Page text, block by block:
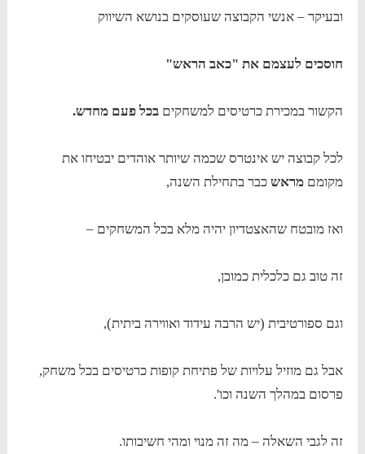
ובעיקר – אנשי הקבוצה שעוסקים בנושא השיווק
חוסכים לעצמם את "כאב הראש"
הקשור במכירת כרטיסים למשחקיםבכל פעם מחדש.
לכל קבוצה יש אינטרס שכמה שיותר אוהדים יבטיחו את
מקומםמראשכבר בתחילת השנה,
ואז מובטח שהאצטדיון יהיה מלא בכל המשחקים –
זה טוב גם כלכלית כמובן,
וגם ספורטיבית (יש הרבה עידוד ואווירה ביתית),
אבל גם מוזיל עלויות של פתיחת קופות כרטיסים בכל משחק,
פרסום במהלך השנה וכו'.
זה לגבי השאלה – מה זה מנוי ומהי חשיבותו.